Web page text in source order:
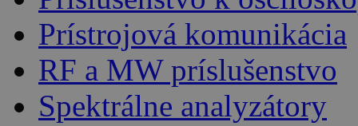
Prístrojová komunikácia
RF a MW príslušenstvo
Spektrálne analyzátory